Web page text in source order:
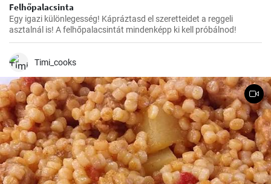
Felhőpalacsinta
Egy igazi különlegesség! Kápráztasd el szeretteidet a reggeli
asztalnál is! A felhőpalacsintát mindenképp ki kell próbálnod!
Timi_cooks